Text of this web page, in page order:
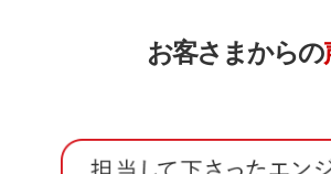
お客さまからの